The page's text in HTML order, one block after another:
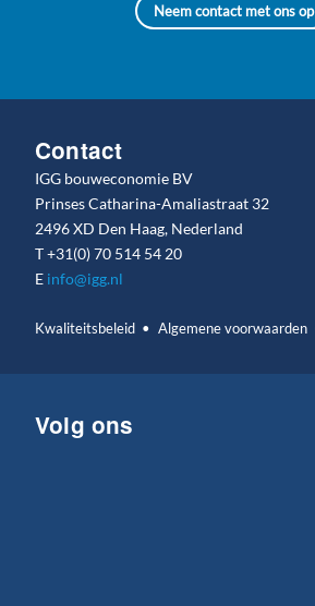
Neem contact met ons op
Contact
IGG bouweconomie BV
Prinses Catharina-Amaliastraat 32
2496 XD Den Haag, Nederland
T+31(0) 70 514 54 20
E info@igg.nl
Kwaliteitsbeleid Algemene voorwaarden
Volg ons